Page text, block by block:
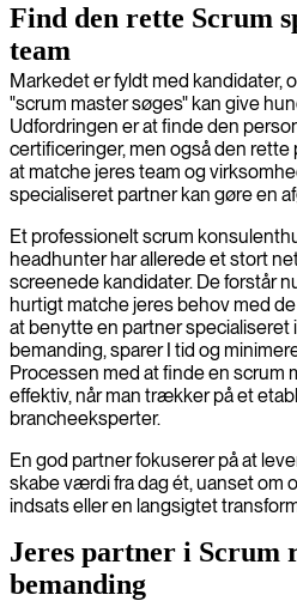
Find den rette Scrum
team
Markedet er fyldt med kandidater,
"scrum master søges" kan give
Udfordringen er at finde den
certificeringer, men også den
at matche jeres team og
specialiseret partner kan gøre en
Et professionelt scrum
headhunter har allerede et stort
screenede kandidater. De forstår
hurtigt matche jeres behov med
at benytte en partner specialiseret
bemanding, sparer I tid og
Processen med at finde en scrum
effektiv, når man trækker på et
brancheeksperter.
En god partner fokuserer på at
skabe værdi fra dag ét, uanset om
indsats eller en langsigtet
Jeres partner i Scrum
bemanding